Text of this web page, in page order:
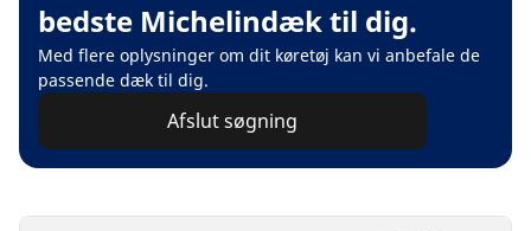
bedste Michelindæk til dig.
Med flere oplysninger om dit køretøj kan vi anbefale de
passende dæk til dig.
Afslut søgning